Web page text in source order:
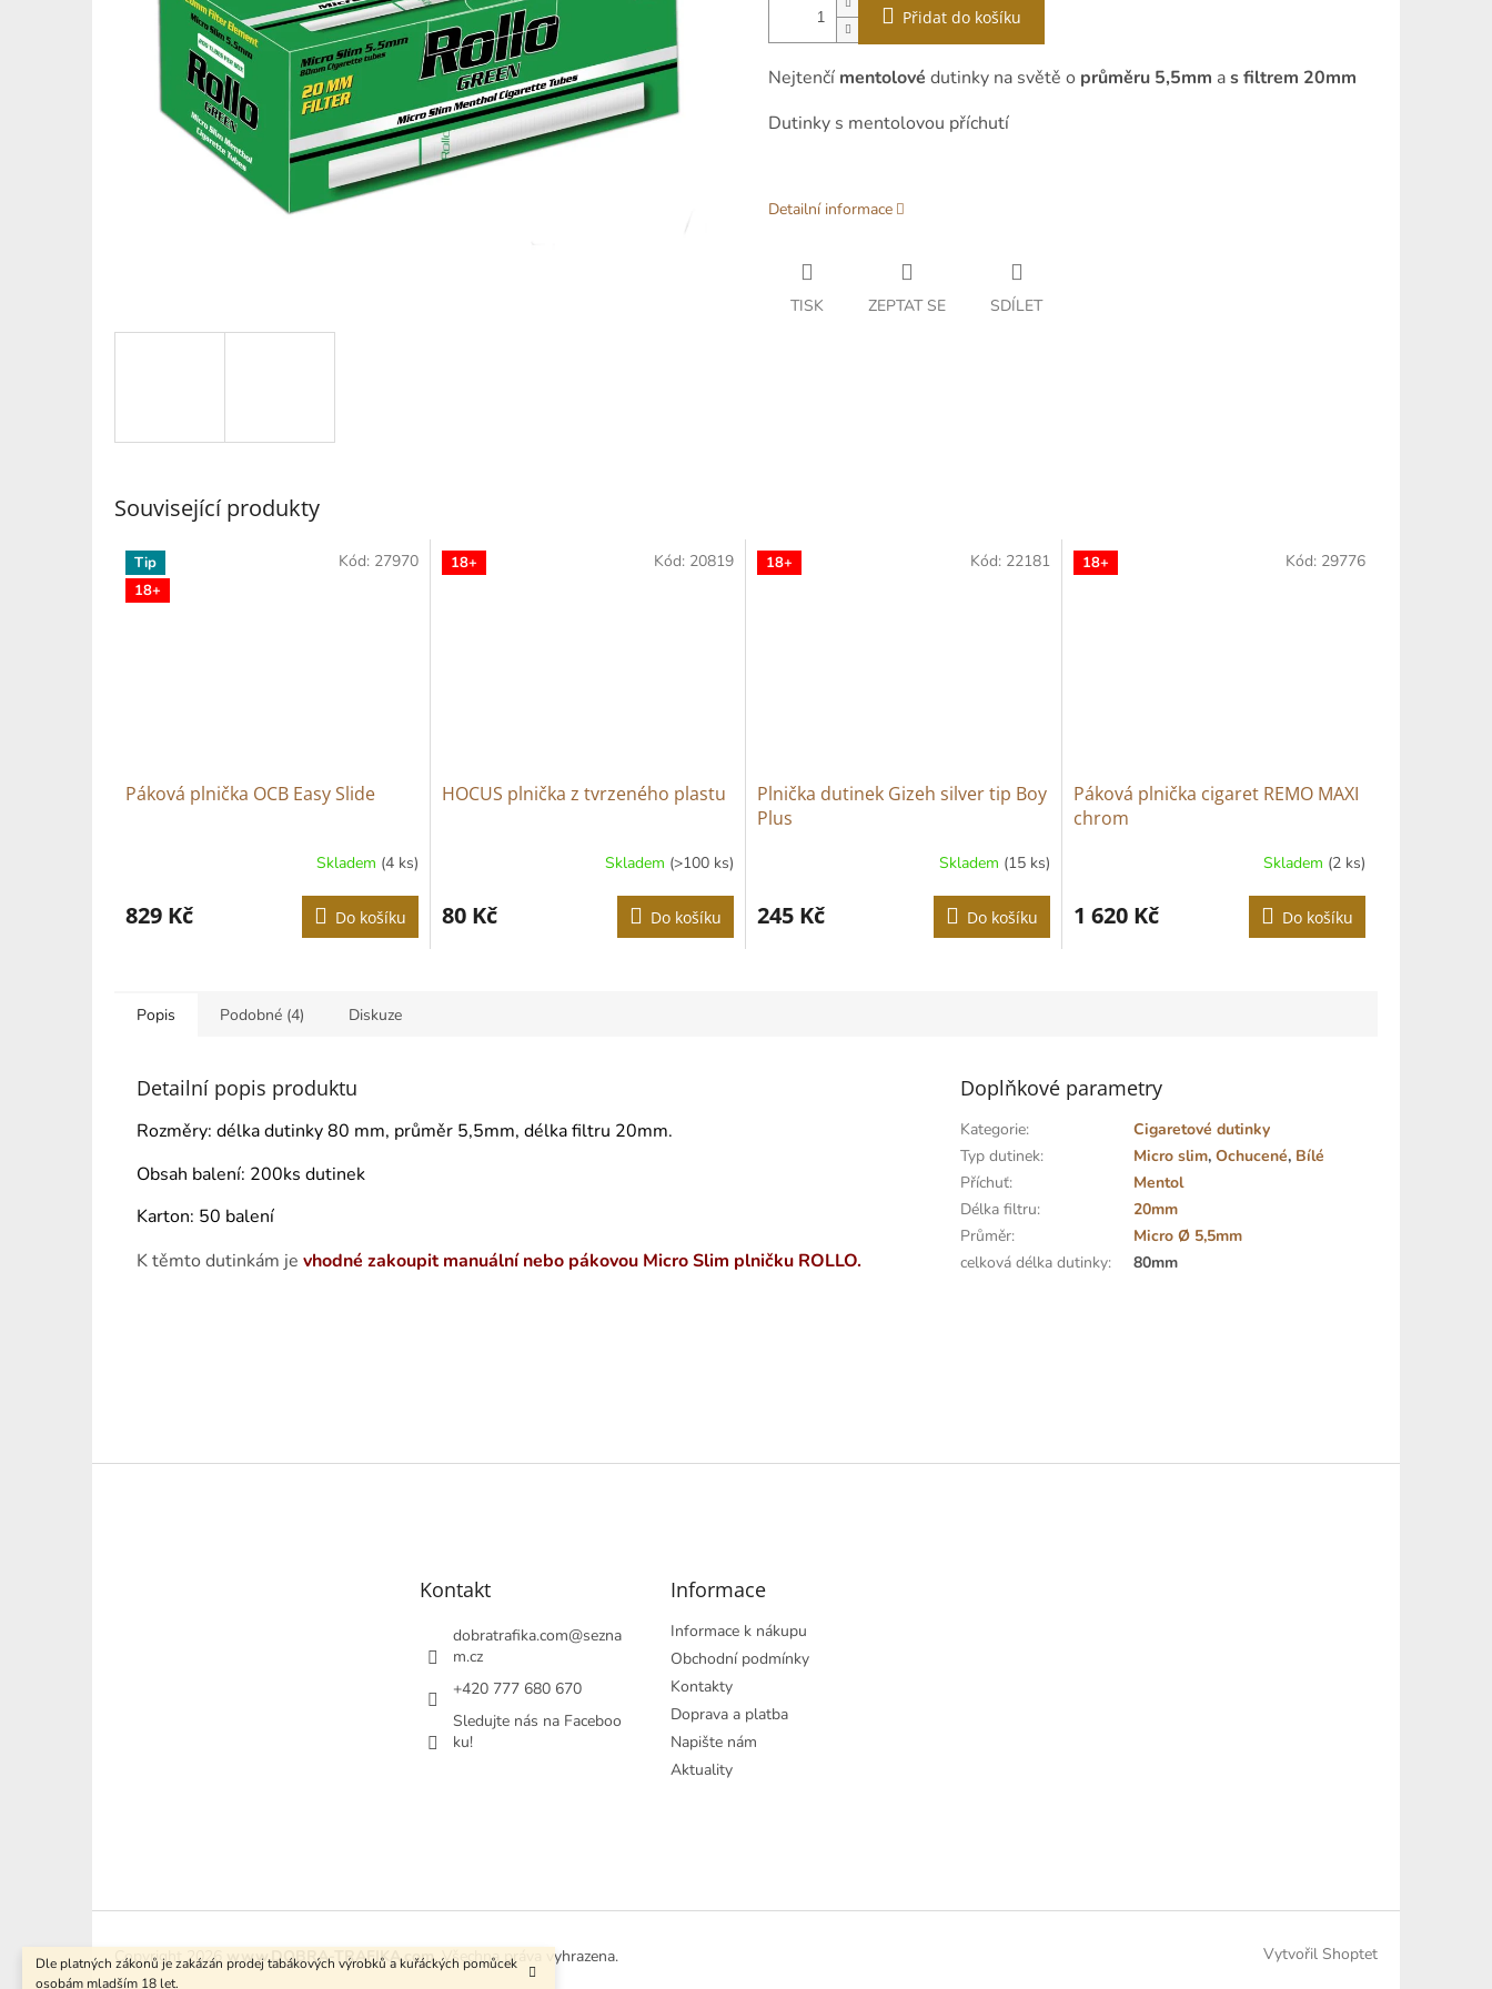
Dle platných zákonů je zakázán prodej tabákových výrobků a kuřáckých pomůcek
osobám mladším 18 let.
Přidat do košíku
Nejtenčí mentolové dutinky na světě o průměru 5,5mm as filtrem 20mm
Dutinky s mentolovou příchutí
Detailní informace
TISK ZEPTAT SE SDÍLET
Související produkty
Tip
18+
Páková plnička OCB Easy Slide
Skladem (4 ks)
829 Kč Do košíku
Kód: 27970 18+
HOCUS plnička z tvrzeného plastu
produktu
je
Skladem (>100 ks)
80 Kč Do košíku
Kód: 20819 18+
Plnička dutinek Gizeh silver tip Boy
Plus
Skladem (15 ks)
245 Kč Do košíku
Kód: 22181 18+
Páková plnička cigaret REMO MAXI
chrom
Skladem (2 ks)
1 620 Kč Do košíku
Kód: 29776
Popis Podobné (4) Diskuze
Detailní popis produktu
Rozměry: délka dutinky 80 mm, průměr 5,5mm, délka filtru 20mm.
Obsah balení: 200ks dutinek
Karton: 50 balení
K těmto dutinkám je vhodné zakoupit manuální nebo pákovou Micro Slim plničku ROLLO.
Doplňkové parametry
Kategorie:
Cigaretové dutinky
Typ dutinek: Micro slim,Ochucené, Bílé
Příchuť:
Mentol
Délka filtru:
20mm
Průměr:
Micro Ø 5,5mm
celková délka dutinky: 80mm
Kontakt
dobratrafika.com@sezna
m.cz
+420 777 680 670
Sledujte nás na Faceboo
ku!
Informace
Informace k nákupu
Obchodní podmínky
Kontakty
Doprava a platba
Napište nám
Aktuality
Vytvořil Shoptet
Copyright 2026 www.DOBRA-TRAFIKA.com. Všechna práva vyhrazena.